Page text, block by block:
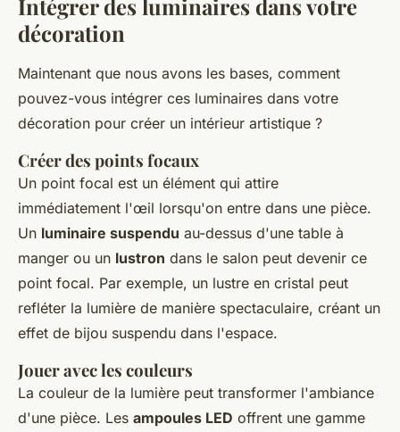
Intégrer des luminaires dans votre
décoration
Maintenant que nous avons les bases, comment
pouvez-vous intégrer ces luminaires dans votre
décoration pour créer un intérieur artistique ?
Créer des points focaux
Un point focal est un élément qui attire
immédiatement l'œil lorsqu'on entre dans une pièce.
Un luminaire suspendu au-dessus d'une table à
manger ou un lustron dans le salon peut devenir ce
point focal. Par exemple, un lustre en cristal peut
refléter la lumière de manière spectaculaire, créant un
effet de bijou suspendu dans l'espace.
Jouer avec les couleurs
La couleur de la lumière peut transformer l'ambiance
d'une pièce. Les ampoules LED offrent une gamme